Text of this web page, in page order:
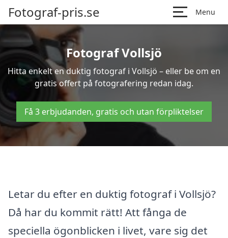
Fotograf-pris.se Menu
Fotograf Vollsjö
Hitta enkelt en duktig fotograf i Vollsjö – eller be om en
gratis offert på fotografering redan idag.
Få 3 erbjudanden, gratis och utan förpliktelser
Letar du efter en duktig fotograf i Vollsjö?
Då har du kommit rätt! Att fånga de
speciella ögonblicken i livet, vare sig det